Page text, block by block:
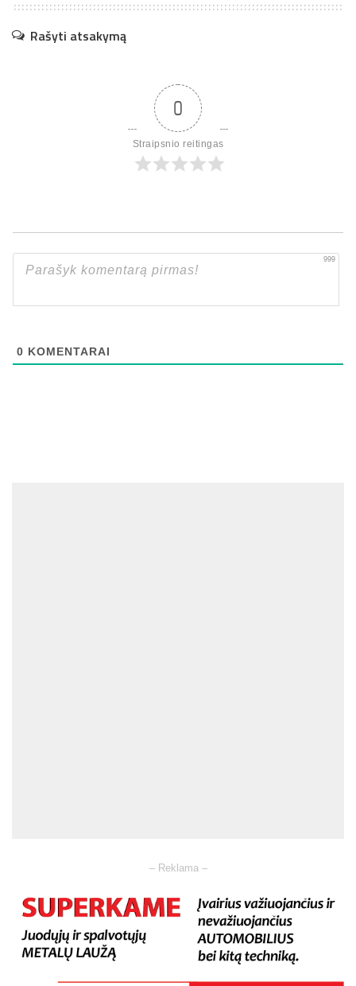
Rašyti atsakymą
0
Straipsnio reitingas
999
0 KOMENTARAI
– Reklama –